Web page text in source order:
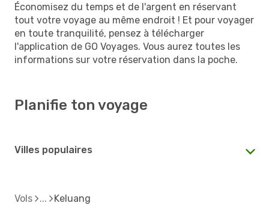
Économisez du temps et de l'argent en réservant
tout votre voyage au même endroit ! Et pour voyager
en toute tranquilité, pensez à télécharger
l'application de GO Voyages. Vous aurez toutes les
informations sur votre réservation dans la poche.
Planifie ton voyage
Villes populaires
Vols Keluang